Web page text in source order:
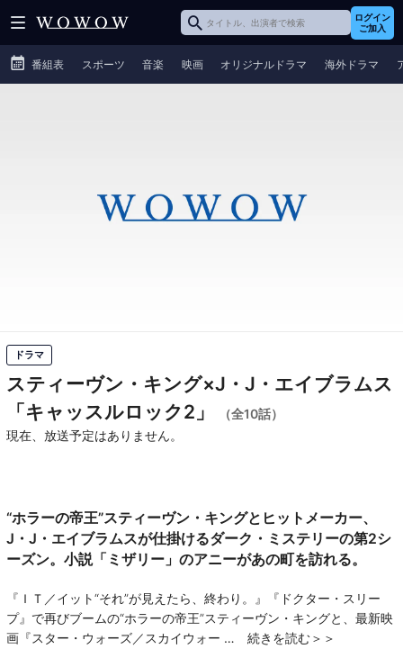
ログイン
ご加入
番組表 スポーツ 音楽 映画 オリジナルドラマ 海外ドラマ
ドラマ
スティーヴン・キング×J・J・エイブラムス
「キャッスルロック2」
（全10話）
現在、放送予定はありません。
“ホラーの帝王”スティーヴン・キングとヒットメーカー、
J・J・エイブラムスが仕掛けるダーク・ミステリーの第2シ
ーズン。小説「ミザリー」のアニーがあの町を訪れる。
『ＩＴ／イット“それ”が見えたら、終わり。』『ドクター・スリー
プ』で再びブームの“ホラーの帝王”スティーヴン・キングと、最新映
画『スター・ウォーズ／スカイウォー
続きを読む